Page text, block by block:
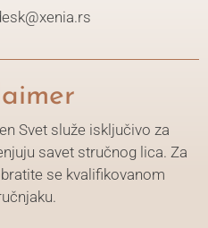
Svet služe isključivo za
savet stručnog lica. Za
se kvalifikovanom